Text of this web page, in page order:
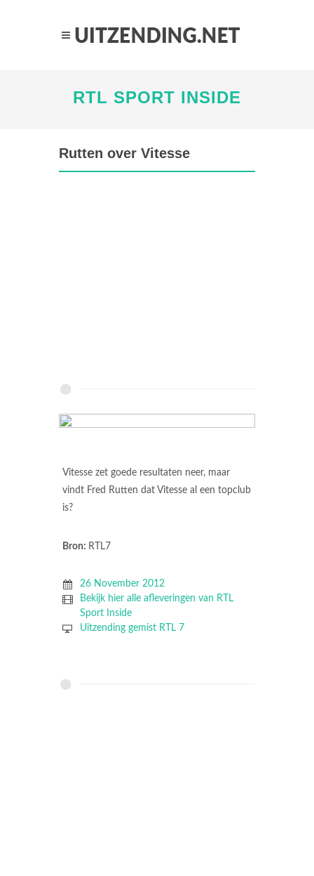
RTL SPORT INSIDE
Rutten over Vitesse
Vitesse zet goede resultaten neer, maar
vindt Fred Rutten dat Vitesse al een topclub
is?
Bron: RTL7
26 November 2012
Bekijk hier alle afleveringen van RTL
Sport Inside
Uitzending gemist RTL 7